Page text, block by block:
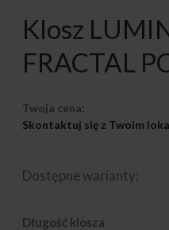
Klosz
FRACTAL
Twoja cena:
Skontaktuj się z Twoim
Dostępne warianty:
Długość klosza